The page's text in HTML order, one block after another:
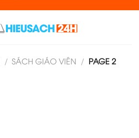
/ SÁCH GIÁO VIÊN / PAGE 2